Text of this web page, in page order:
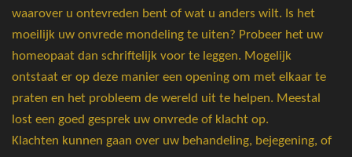
waarover u ontevreden bent of wat u anders wilt. Is het
moeilijk uw onvrede mondeling te uiten? Probeer het uw
homeopaat dan schriftelijk voor te leggen. Mogelijk
ontstaat er op deze manier een opening om met elkaar te
praten en het probleem de wereld uit te helpen. Meestal
lost een goed gesprek uw onvrede of klacht op.
Klachten kunnen gaan over uw behandeling, bejegening, of